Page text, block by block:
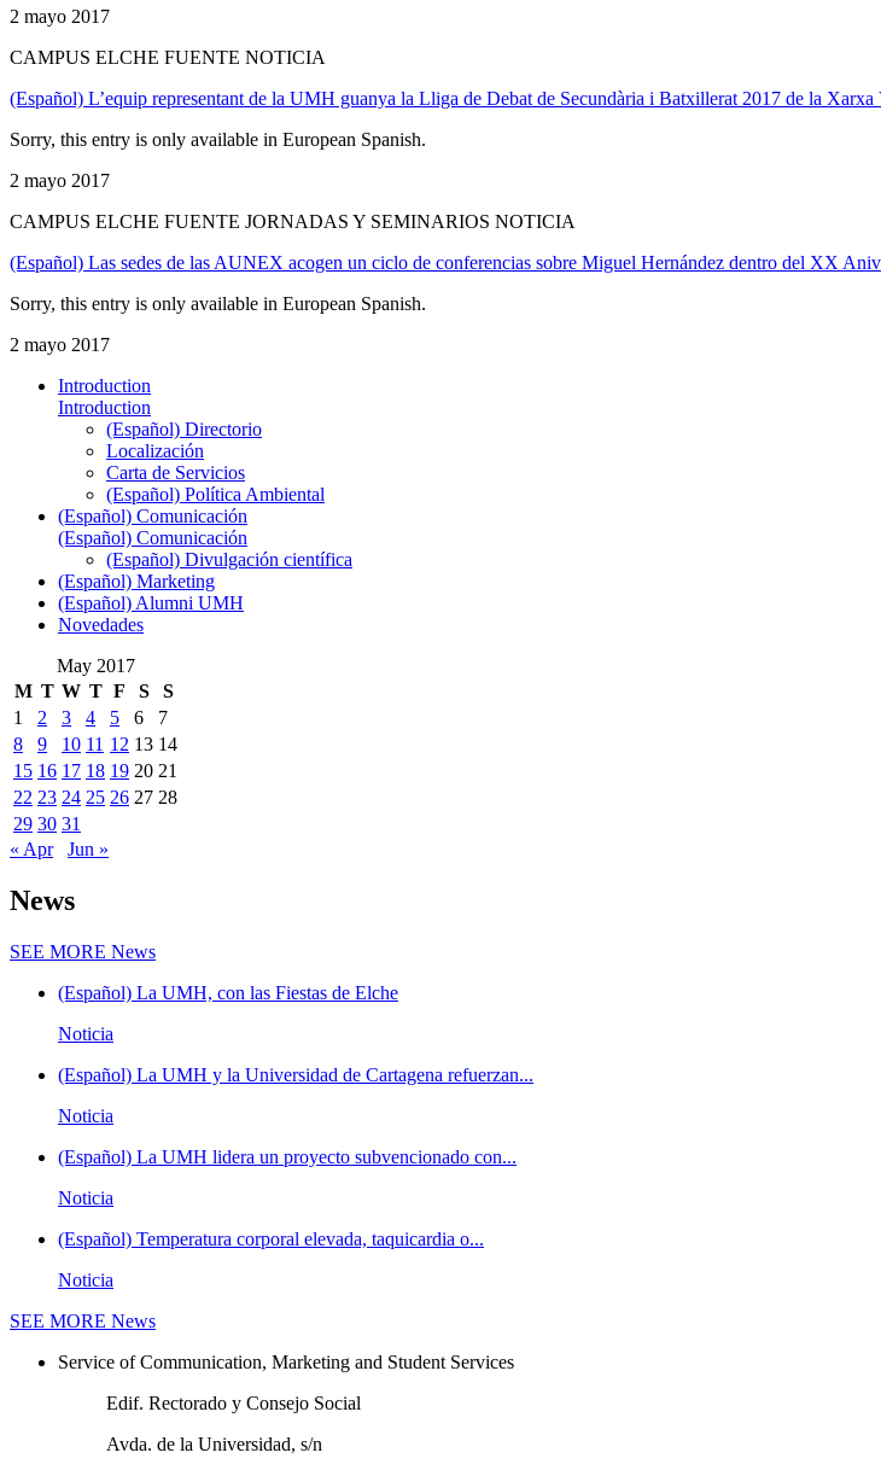
2 mayo 2017
CAMPUS ELCHE FUENTE NOTICIA
(Español) L’equip representant de la UMH guanya la Lliga de Debat de Secundària i Batxillerat 2017 de la Xarxa
Sorry, this entry is only available in European Spanish.
2 mayo 2017
CAMPUS ELCHE FUENTE JORNADAS Y SEMINARIOS NOTICIA
(Español) Las sedes de las AUNEX acogen un ciclo de conferencias sobre Miguel Hernández dentro del XX
Sorry, this entry is only available in European Spanish.
2 mayo 2017
Introduction
Introduction
(Español) Directorio
Localización
Carta de Servicios
(Español) Política Ambiental
(Español) Comunicación
(Español) Comunicación
(Español) Divulgación científica
(Español) Marketing
(Español) Alumni UMH
Novedades
May 2017
M T W T F S
S
1
2 3 4 5 6
7
8
9 10 11 12 13 14
15 16 17 18 19 20 21
22 23 24 25 26 27 28
29 30 31
« Apr
Jun »
News
SEE MORE News
(Español) La UMH, con las Fiestas de Elche
Noticia
(Español) La UMH y la Universidad de Cartagena refuerzan...
Noticia
(Español) La UMH lidera un proyecto subvencionado con...
Noticia
(Español) Temperatura corporal elevada, taquicardia o...
Noticia
SEE MORE News
Service of Communication, Marketing and Student Services
Edif. Rectorado y Consejo Social
Avda. de la Universidad, s/n